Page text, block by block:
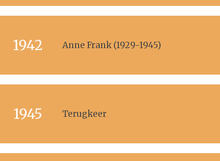
1942 Anne Frank (1929-1945)
1945 Terugkeer